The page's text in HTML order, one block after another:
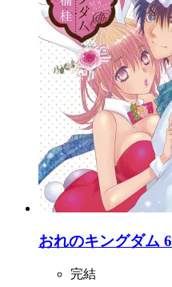
おれのキングダム 6
完結